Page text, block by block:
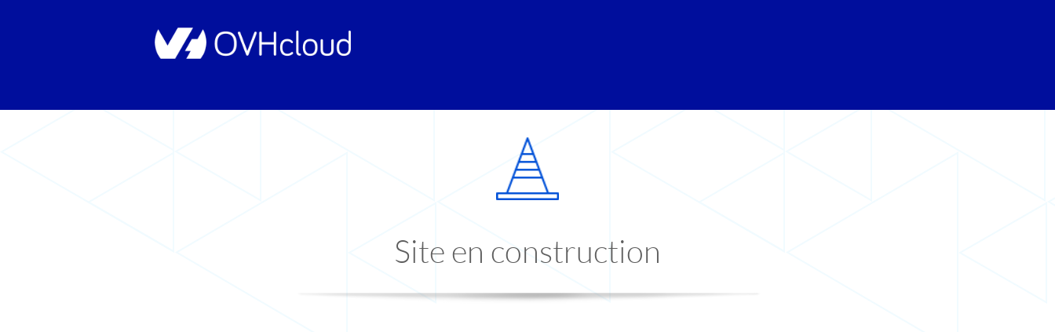
Site en construction